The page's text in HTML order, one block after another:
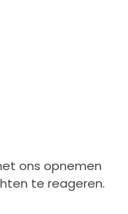
ons opnemen
te reageren.